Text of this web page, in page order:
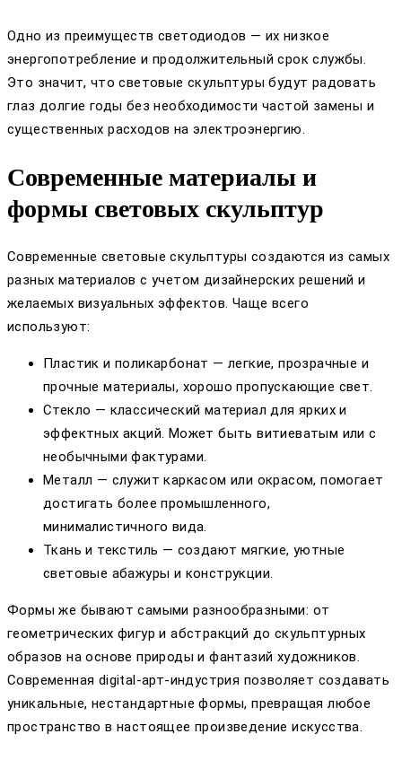
Одно из преимуществ светодиодов — их низкое
энергопотребление и продолжительный срок службы.
Это значит, что световые скульптуры будут радовать
глаз долгие годы без необходимости частой замены и
существенных расходов на электроэнергию.
Современные материалы и
формы световых скульптур
Современные световые скульптуры создаются из самых
разных материалов с учетом дизайнерских решений и
желаемых визуальных эффектов. Чаще всего
используют:
Пластик и поликарбонат — легкие, прозрачные и
прочные материалы, хорошо пропускающие свет.
Стекло — классический материал для ярких и
эффектных акций. Может быть витиеватым или с
необычными фактурами.
Металл — служит каркасом или окрасом, помогает
достигать более промышленного,
минималистичного вида.
Ткань и текстиль — создают мягкие, уютные
световые абажуры и конструкции.
Формы же бывают самыми разнообразными: от
геометрических фигур и абстракций до скульптурных
образов на основе природы и фантазий художников.
Современная digital-арт-индустрия позволяет создавать
уникальные, нестандартные формы, превращая любое
пространство в настоящее произведение искусства.